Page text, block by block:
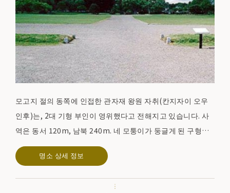
모고지 절의 동쪽에 인접한 관자재 왕원 자취(칸지자이 오우
인후)는, 2대 기형 부인이 영위했다고 전해지고 있습니다. 사
역은 동서 120m, 남북 240m. 네 모퉁이가 둥글게 된 구형의
이노이케(마이즈루가 연못)에는, 거석을 쌓은 황소님의 돌조,
작은 푹신한 스하마(스하마), 동서에 긴 나카지마 등이 점재하
당터, 동쪽에 코아미타당터. 동쪽 해안에는 종루 자취와 후겐
명소 상세 정보